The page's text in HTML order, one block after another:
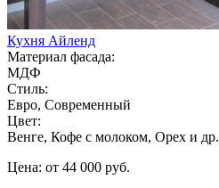
Кухня Айленд
Материал фасада:
МДФ
Стиль:
Евро, Современный
Цвет:
Венге, Кофе с молоком, Орех и др.
Цена: от 44 000 руб.